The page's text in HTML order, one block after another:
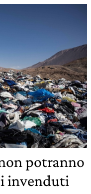
potranno
invenduti